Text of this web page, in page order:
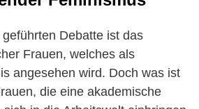
Debatte ist das
Frauen, welches als
angesehen wird. Doch was ist
die eine akademische